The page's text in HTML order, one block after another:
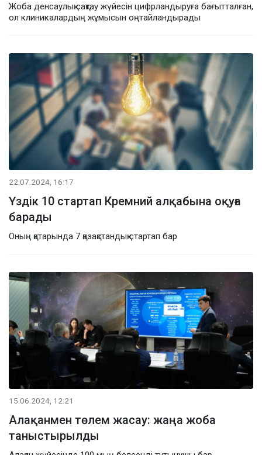
Жоба денсаулық сақтау жүйесін цифрландыруға бағытталған,
ол клиникалардың жұмысын оңтайландырады
22.07.2024, 16:17
Үздік 10 стартап Кремний алқабына оқуға
барады
Оның қатарында 7 қазақстандық стартап бар
15.06.2024, 12:21
Алақанмен төлем жасау: жаңа жоба
таныстырылды